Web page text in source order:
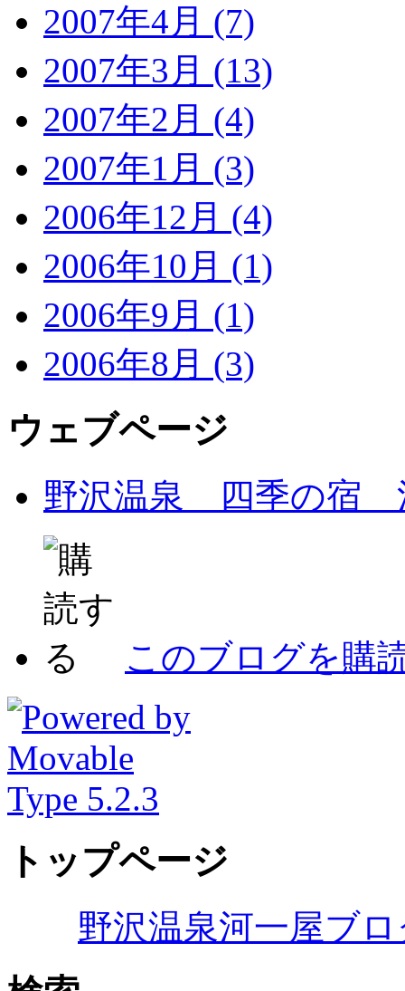
2007年4月 (7)
2007年3月 (13)
2007年2月 (4)
2007年1月 (3)
2006年12月 (4)
2006年10月 (1)
2006年9月 (1)
2006年8月 (3)
ウェブページ
野沢温泉 四季の宿
このブログを購
トップページ
野沢温泉河一屋ブ